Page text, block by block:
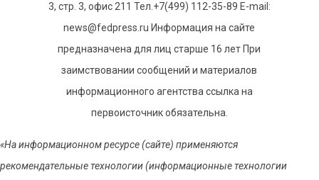
3, стр. 3, офис 211 Тел.+7(499) 112-35-89 E-mail:
news@fedpress.ru Информация на сайте
предназначена для лиц старше 16 лет При
заимствовании сообщений и материалов
информационного агентства ссылка на
первоисточник обязательна.
«На информационном ресурсе (сайте) применяются
рекомендательные технологии (информационные технологии